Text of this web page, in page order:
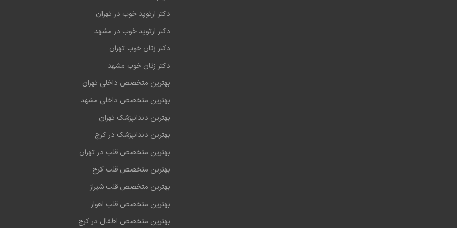
* **متخصص در درمان اختلال وسواس، اضطراب و افسردگی**
* **درمان سوگ، شکست عشقی، خیانت و جدایی عاطفی**
**برگزاری دوره‌های آموزشی ویژه بانوان و آقایان در بوشهر:**
مرکز تحت مدیریت دکتر اکبری‌زاده، برگزارکننده دوره‌های متنوع آموزشی و روانشناختی با تأکید بر
دکتر ارتوپد خوب در تهران
دکتر ارتوپد خوب در مشهد
دکتر زنان خوب تهران
دکتر زنان خوب مشهد
بهترین متخصص داخلی تهران
بهترین متخصص داخلی مشهد
بهترین دندانپزشک تهران
بهترین دندانپزشک در کرج
بهترین متخصص قلب در تهران
بهترین متخصص قلب کرج
بهترین متخصص قلب شیراز
بهترین متخصص قلب اهواز
بهترین متخصص اطفال در کرج